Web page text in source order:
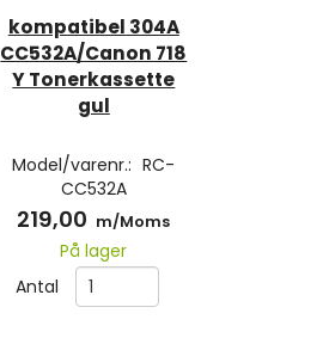
kompatibel 304A
CC532A/Canon 718
Y Tonerkassette
gul
Model/varenr.: RC-
CC532A
219,00 m/Moms
På lager
Antal